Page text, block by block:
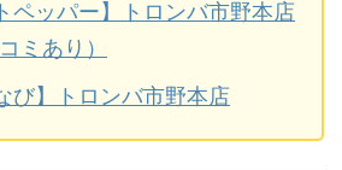
ペッパー】トロンバ市野本店
ミあり）
び】トロンバ市野本店